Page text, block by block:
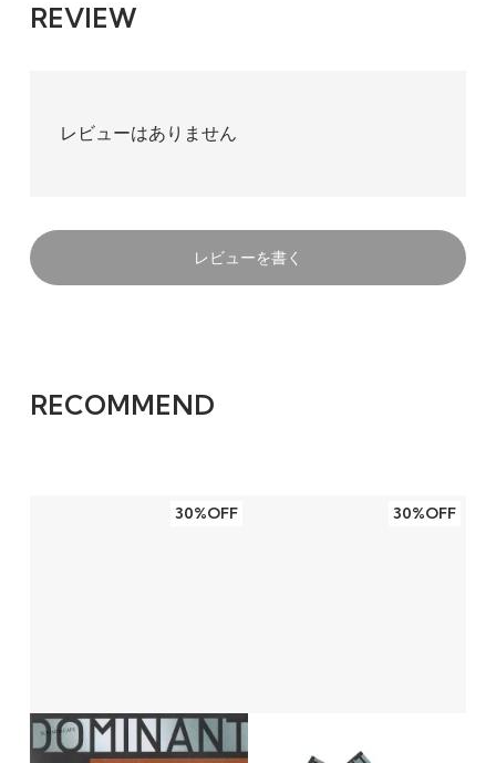
REVIEW
レビューはありません
レビューを書く
RECOMMEND
30%OFF 30%OFF
1,617円(税込)